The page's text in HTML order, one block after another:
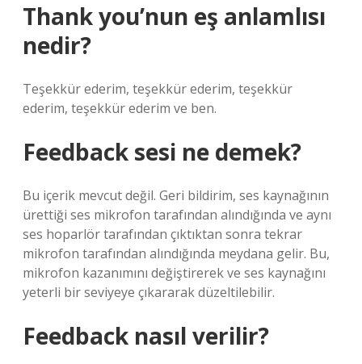
Thank you’nun eş anlamlısı
nedir?
Teşekkür ederim, teşekkür ederim, teşekkür
ederim, teşekkür ederim ve ben.
Feedback sesi ne demek?
Bu içerik mevcut değil. Geri bildirim, ses kaynağının
ürettiği ses mikrofon tarafından alındığında ve aynı
ses hoparlör tarafından çıktıktan sonra tekrar
mikrofon tarafından alındığında meydana gelir. Bu,
mikrofon kazanımını değiştirerek ve ses kaynağını
yeterli bir seviyeye çıkararak düzeltilebilir.
Feedback nasıl verilir?